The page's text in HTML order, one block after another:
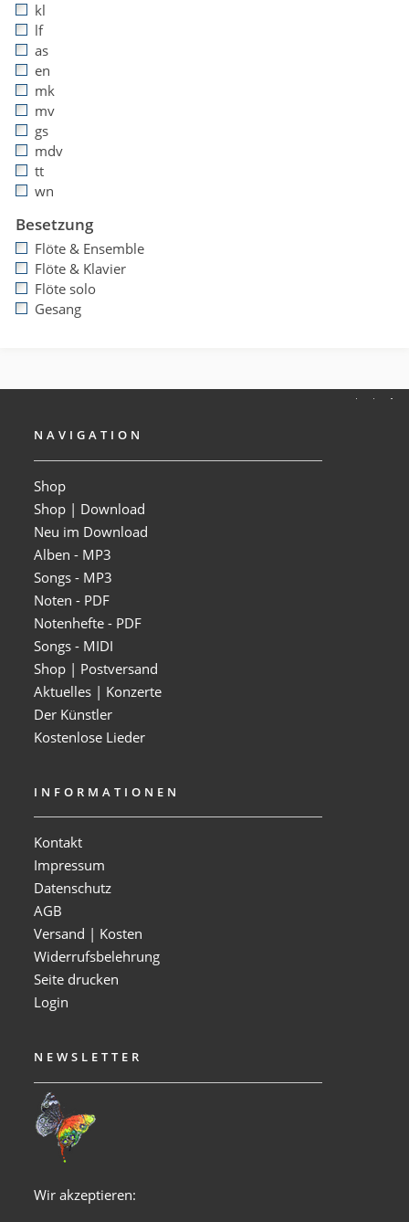
kl
lf
as
en
mk
mv
gs
mdv
tt
wn
Besetzung
Flöte & Ensemble
Flöte & Klavier
Flöte solo
Gesang
NAVIGATION
Shop
Shop | Download
Neu im Download
Alben - MP3
Songs - MP3
Noten - PDF
Notenhefte - PDF
Songs - MIDI
Shop | Postversand
Aktuelles | Konzerte
Der Künstler
Kostenlose Lieder
INFORMATIONEN
Kontakt
Impressum
Datenschutz
AGB
Versand | Kosten
Widerrufsbelehrung
Seite drucken
Login
NEWSLETTER
Wir akzeptieren: